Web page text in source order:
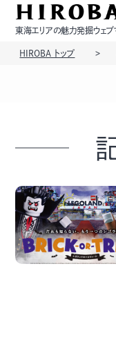
東海エリアの魅力発掘ウェブ
モノ
HIROBA トップ